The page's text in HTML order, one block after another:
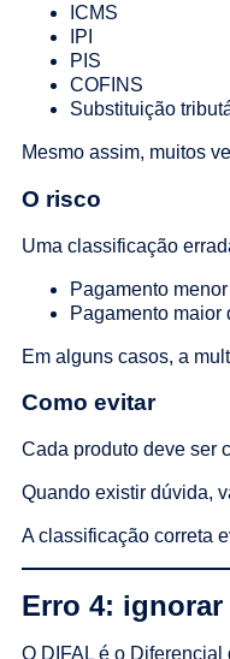
ICMS
IPI
PIS
COFINS
Substituição
Mesmo assim, muitos
O risco
Uma classificação
Pagamento
Pagamento maior
Em alguns casos, a
Como evitar
Cada produto deve ser
Quando existir dúvida,
A classificação correta
Erro 4:
O DIFAL é o